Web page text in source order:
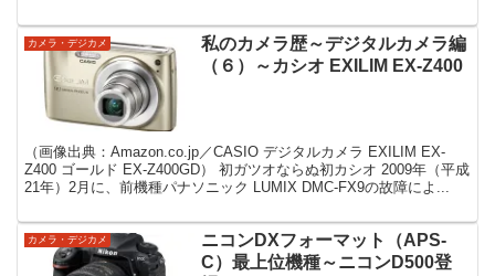
カメラ・デジカメ
私のカメラ歴～デジタルカメラ編
（６）～カシオ EXILIM EX-Z400
（画像出典：Amazon.co.jp／CASIO デジタルカメラ EXILIM EX-
Z400 ゴールド EX-Z400GD） 初ガツオならぬ初カシオ 2009年（平成
21年）2月に、前機種パナソニック LUMIX DMC-FX9の故障によ...
カメラ・デジカメ
ニコンDXフォーマット（APS-
C）最上位機種～ニコンD500登